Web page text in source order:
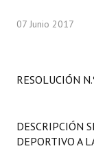
LEGISLACIÓN
07 Junio 2017
RESOLUCIÓN
DESCRIPCIÓN
DEPORTIVO A